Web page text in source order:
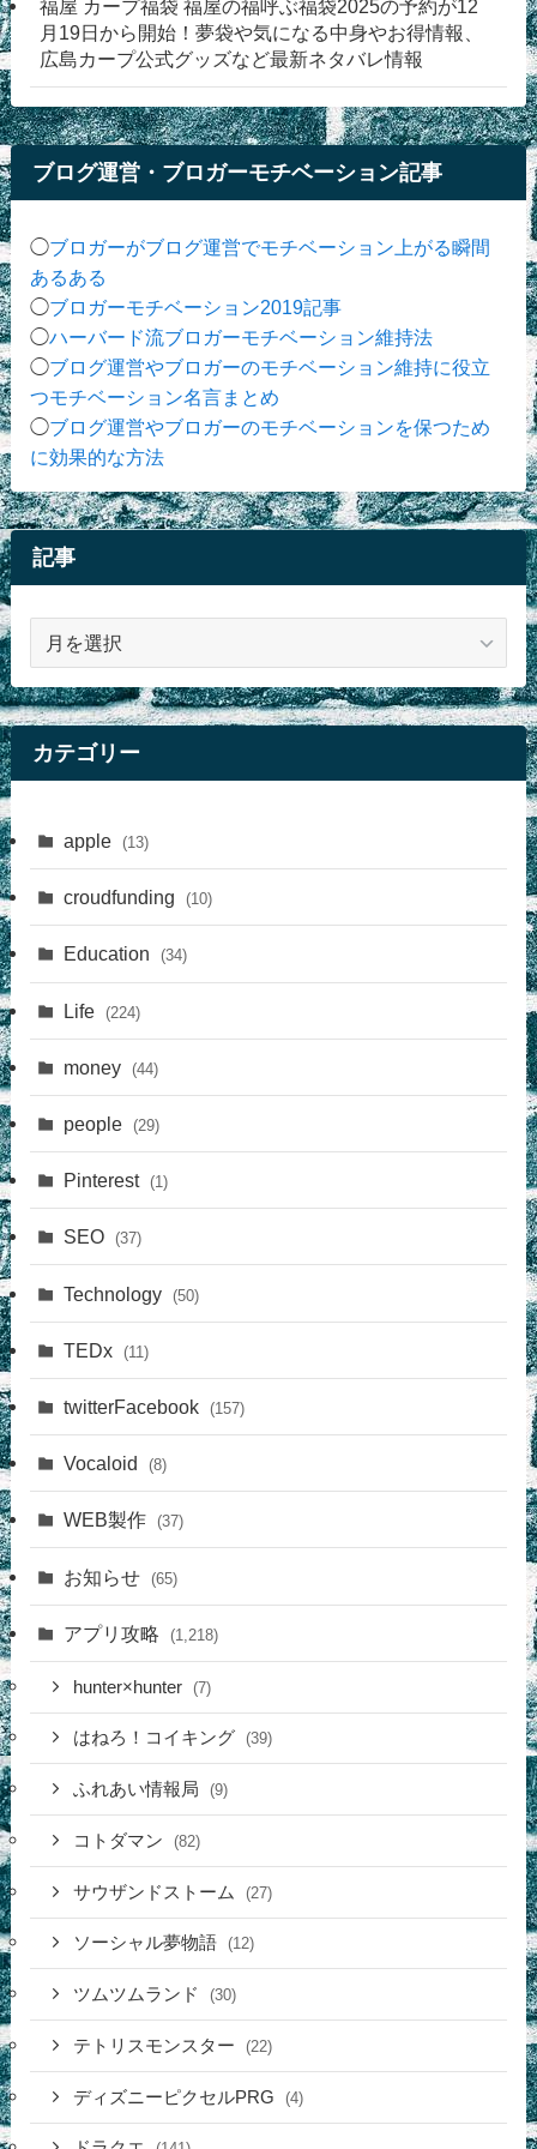
福屋 カープ福袋 福屋の福呼ぶ福袋2025の予約が12
月19日から開始！夢袋や気になる中身やお得情報、
広島カープ公式グッズなど最新ネタバレ情報
ブログ運営・ブロガーモチベーション記事
◯ブロガーがブログ運営でモチベーション上がる瞬間
あるある
◯ブロガーモチベーション2019記事
◯ハーバード流ブロガーモチベーション維持法
◯ブログ運営やブロガーのモチベーション維持に役立
つモチベーション名言まとめ
◯ブログ運営やブロガーのモチベーションを保つため
に効果的な方法
記事
カテゴリー
apple (13)
croudfunding (10)
Education (34)
Life (224)
money (44)
people (29)
Pinterest (1)
SEO (37)
Technology (50)
TEDx (11)
twitterFacebook (157)
Vocaloid (8)
WEB製作 (37)
お知らせ (65)
アプリ攻略 (1,218)
hunter×hunter (7)
はねろ！コイキング (39)
ふれあい情報局 (9)
コトダマン (82)
サウザンドストーム (27)
ソーシャル夢物語 (12)
ツムツムランド (30)
テトリスモンスター (22)
ディズニーピクセルPRG (4)